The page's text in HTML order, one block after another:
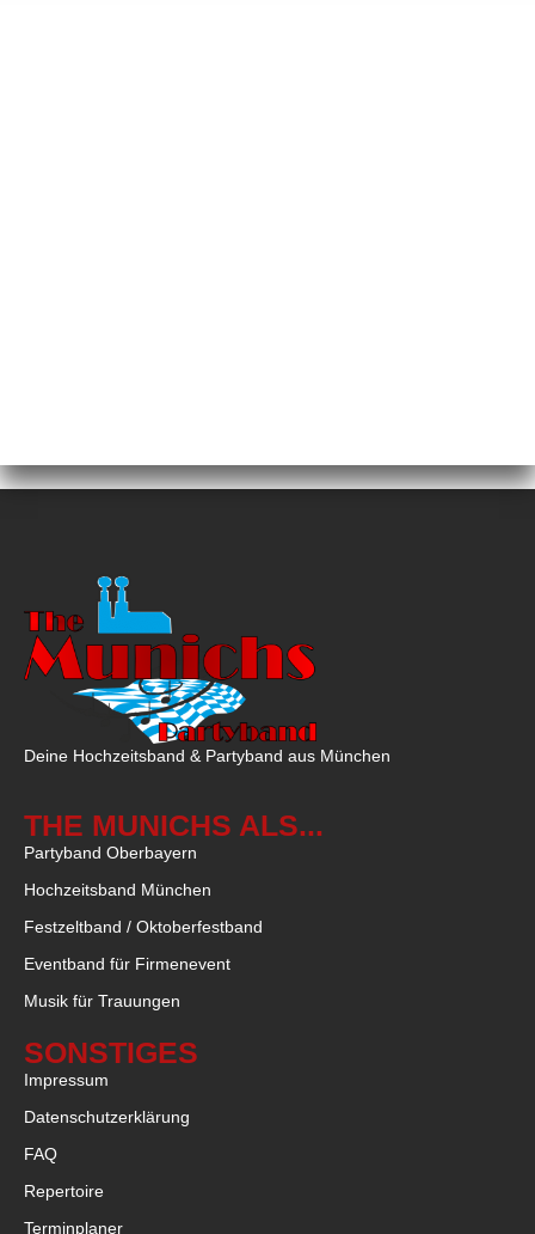
Deine Hochzeitsband & Partyband aus München
THE MUNICHS ALS...
Partyband Oberbayern
Hochzeitsband München
Festzeltband / Oktoberfestband
Eventband für Firmenevent
Musik für Trauungen
SONSTIGES
Impressum
Datenschutzerklärung
FAQ
Repertoire
Terminplaner